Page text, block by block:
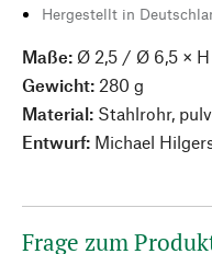
Hergestellt in
Maße: Ø 2,5 / Ø 6,5 ×
Gewicht: 280 g
Material: Stahlrohr,
Entwurf: Michael
Frage zum